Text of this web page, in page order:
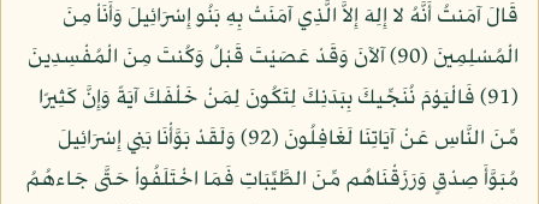
قَالَ آمَنتُ أَنَّهُ لا إِلِهَ إِلاَّ الَّذِي آمَنَتْ بِهِ بَنُو إِسْرَائِيلَ وَأَنَاْ مِنَ
الْمُسْلِمِينَ (90) آلآنَ وَقَدْ عَصَيْتَ قَبْلُ وَكُنتَ مِنَ الْمُفْسِدِينَ
(91) فَالْيَوْمَ نُنَجِّيكَ بِبَدَنِكَ لِتَكُونَ لِمَنْ خَلْفَكَ آيَةً وَإِنَّ كَثِيرًا
مِّنَ النَّاسِ عَنْ آيَاتِنَا لَغَافِلُونَ (92) وَلَقَدْ بَوَّأْنَا بَنِي إِسْرَائِيلَ
مُبَوَّأَ صِدْقٍ وَرَزَقْنَاهُم مِّنَ الطَّيِّبَاتِ فَمَا اخْتَلَفُواْ حَتَّى جَاءهُمُ